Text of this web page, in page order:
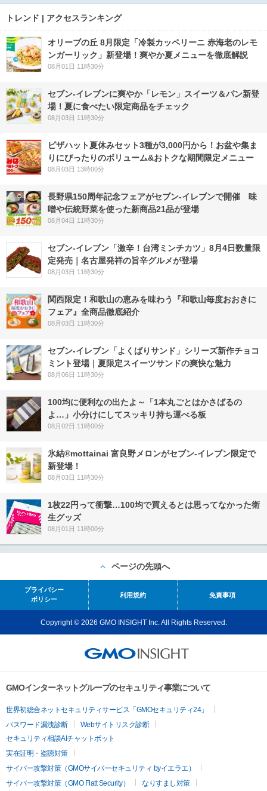
トレンド | アクセスランキング
オリーブの丘 8月限定「冷製カッペリーニ 赤海老のレモ
ンガーリック」新登場！爽やか夏メニューを徹底解説
08月01日 11時30分
セブン‐イレブンに爽やか「レモン」スイーツ＆パン新登
場！夏に食べたい限定商品をチェック
08月03日 11時30分
ピザハット夏休みセット3種が3,000円から！お盆や集ま
りにぴったりのボリューム&おトクな期間限定メニュー
08月03日 13時00分
長野県150周年記念フェアがセブン-イレブンで開催 味
噌や伝統野菜を使った新商品21品が登場
08月04日 11時30分
セブン-イレブン「激辛！台湾ミンチカツ」8月4日数量限
定発売｜名古屋発祥の旨辛グルメが登場
08月03日 11時30分
関西限定！和歌山の恵みを味わう『和歌山毎度おおきに
フェア』全商品徹底紹介
08月03日 11時30分
セブン‐イレブン「よくばりサンド」シリーズ新作チョコ
ミント登場｜夏限定スイーツサンドの爽快な魅力
08月06日 11時30分
100均に便利なの出たよ～「1本丸ごとはかさばるの
よ…」小分けにしてスッキリ持ち運べる板
08月02日 11時00分
氷結®mottainai 富良野メロンがセブン‐イレブン限定で
新登場！
08月03日 11時30分
1枚22円って衝撃…100均で買えるとは思ってなかった衛
生グッズ
08月01日 11時00分
ページの先頭へ
プライバシー
ポリシー
利用規約 免責事項
Copyright © 2026 GMO INSIGHT Inc. All Rights Reserved.
GMOインターネットグループのセキュリティ事業について
世界初総合ネットセキュリティサービス「GMOセキュリティ24」
パスワード漏洩診断
Webサイトリスク診断
セキュリティ相談AIチャットボット
実在証明・盗聴対策
サイバー攻撃対策（GMOサイバーセキュリティ byイエラエ）
サイバー攻撃対策（GMO Flatt Security）
なりすまし対策